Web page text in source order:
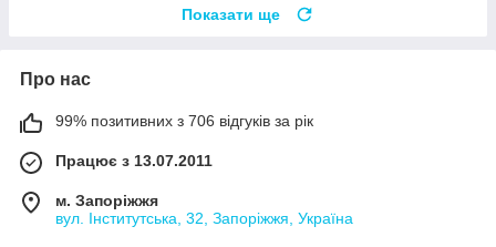
Показати ще
Про нас
99% позитивних з 706 відгуків за рік
Працює з 13.07.2011
м. Запоріжжя
вул. Інститутська, 32, Запоріжжя, Україна